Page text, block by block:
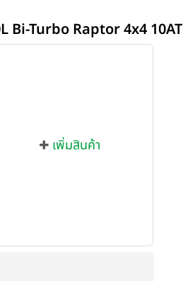
Bi-Turbo Raptor 4x4 10AT
เพิ่มสินค้า